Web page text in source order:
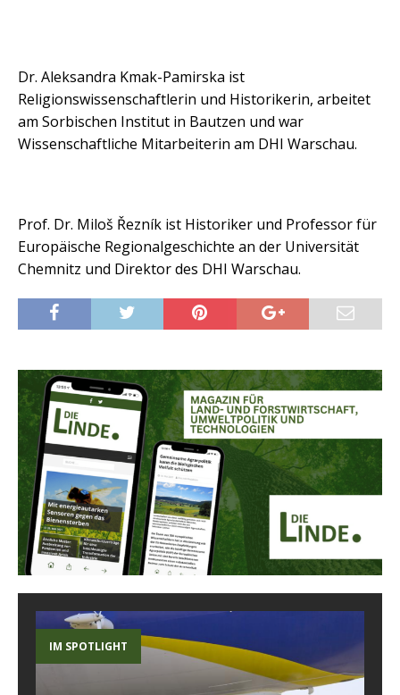
Dr. Aleksandra Kmak-Pamirska ist
Religionswissenschaftlerin und Historikerin, arbeitet
am Sorbischen Institut in Bautzen und war
Wissenschaftliche Mitarbeiterin am DHI Warschau.
Prof. Dr. Miloš Řezník ist Historiker und Professor für
Europäische Regionalgeschichte an der Universität
Chemnitz und Direktor des DHI Warschau.
IM SPOTLIGHT